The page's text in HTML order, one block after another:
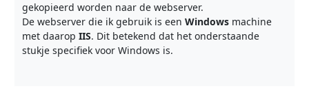
gekopieerd worden naar de webserver.
De webserver die ik gebruik is een Windowsmachine
met daarop IIS. Dit betekend dat het onderstaande
stukje specifiek voor Windows is.